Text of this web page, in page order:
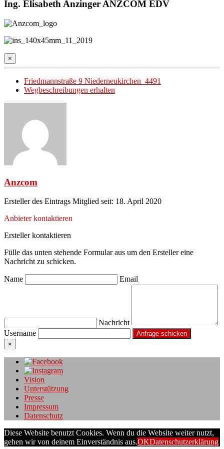
Ing. Elisabeth Anzinger ANZCOM EDV
×
Friedmannstraße 9 Niederneukirchen 4491
Wegbeschreibungen erhalten
Anzcom
Ersteller des Eintrags Mitglied seit: 18. April 2020
Anbieter kontaktieren
Ersteller kontaktieren
Fülle das unten stehende Formular aus um den Ersteller eine
Nachricht zu schicken.
Name Email
Nachricht
Username
×
Vision
Unterstützung
Presse
Impressum
Datenschutz
Diese Website benutzt Cookies. Wenn du die Website weiter nutzt,
gehen wir von deinem Einverständnis aus.OKDatenschutzerklärung